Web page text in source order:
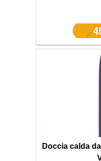
Doccia calda